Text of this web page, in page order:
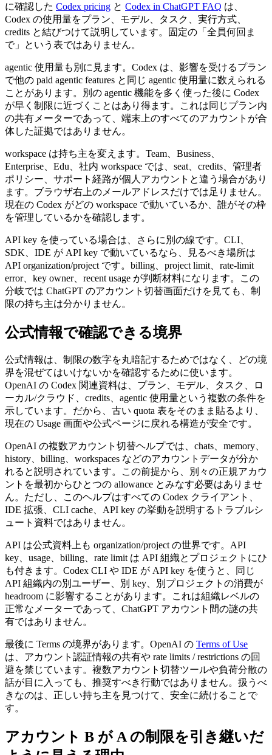
に確認した Codex pricing と Codex in ChatGPT FAQ は、
Codex の使用量をプラン、モデル、タスク、実行方式、
credits と結びつけて説明しています。固定の「全員何回ま
で」という表ではありません。
agentic 使用量も別に見ます。Codex は、影響を受けるプラン
で他の paid agentic features と同じ agentic 使用量に数えられる
ことがあります。別の agentic 機能を多く使った後に Codex
が早く制限に近づくことはあり得ます。これは同じプラン内
の共有メーターであって、端末上のすべてのアカウントが合
体した証拠ではありません。
workspace は持ち主を変えます。Team、Business、
Enterprise、Edu、社内 workspace では、seat、credits、管理者
ポリシー、サポート経路が個人アカウントと違う場合があり
ます。ブラウザ右上のメールアドレスだけでは足りません。
現在の Codex がどの workspace で動いているか、誰がその枠
を管理しているかを確認します。
API key を使っている場合は、さらに別の線です。CLI、
SDK、IDE が API key で動いているなら、見るべき場所は
API organization/project です。billing、project limit、rate-limit
error、key owner、recent usage が判断材料になります。この
分岐では ChatGPT のアカウント切替画面だけを見ても、制
限の持ち主は分かりません。
公式情報で確認できる境界
公式情報は、制限の数字を丸暗記するためではなく、どの境
界を混ぜてはいけないかを確認するために使います。
OpenAI の Codex 関連資料は、プラン、モデル、タスク、ロ
ーカル/クラウド、credits、agentic 使用量という複数の条件を
示しています。だから、古い quota 表をそのまま貼るより、
現在の Usage 画面や公式ページに戻れる構造が安全です。
OpenAI の複数アカウント切替ヘルプでは、chats、memory、
history、billing、workspaces などのアカウントデータが分か
れると説明されています。この前提から、別々の正規アカウ
ントを最初からひとつの allowance とみなす必要はありませ
ん。ただし、このヘルプはすべての Codex クライアント、
IDE 拡張、CLI cache、API key の挙動を説明するトラブルシ
ュート資料ではありません。
API は公式資料上も organization/project の世界です。API
key、usage、billing、rate limit は API 組織とプロジェクトにひ
も付きます。Codex CLI や IDE が API key を使うと、同じ
API 組織内の別ユーザー、別 key、別プロジェクトの消費が
headroom に影響することがあります。これは組織レベルの
正常なメーターであって、ChatGPT アカウント間の謎の共
有ではありません。
最後に Terms の境界があります。OpenAI の Terms of Use
は、アカウント認証情報の共有や rate limits / restrictions の回
避を禁じています。複数アカウント切替ツールや負荷分散の
話が目に入っても、推奨すべき行動ではありません。扱うべ
きなのは、正しい持ち主を見つけて、安全に続けることで
す。
アカウント B が A の制限を引き継いだ